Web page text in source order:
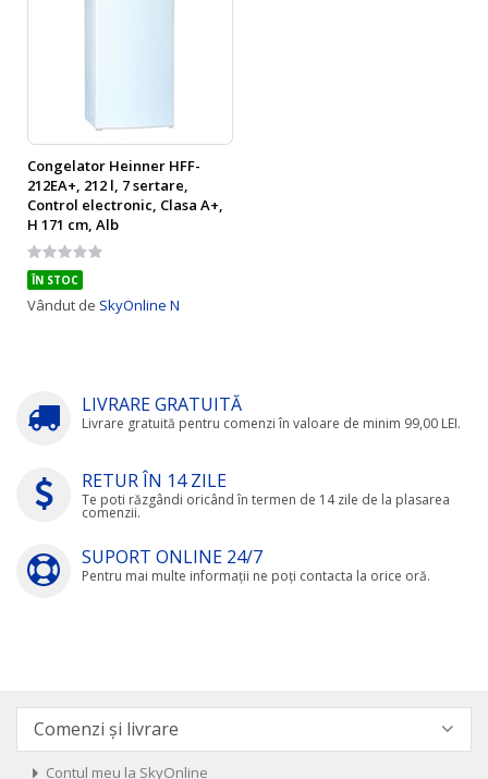
Congelator Heinner HFF-
212EA+, 212 l, 7 sertare,
Control electronic, Clasa A+,
H 171 cm, Alb
Rating:
0%
ÎN STOC
Vândut de SkyOnline N
LIVRARE GRATUITĂ
Livrare gratuită pentru comenzi în valoare de minim 99,00 LEI.
RETUR ÎN 14 ZILE
Te poti răzgândi oricând în termen de 14 zile de la plasarea
comenzii.
SUPORT ONLINE 24/7
Pentru mai multe informații ne poți contacta la orice oră.
Comenzi și livrare
Contul meu la SkyOnline